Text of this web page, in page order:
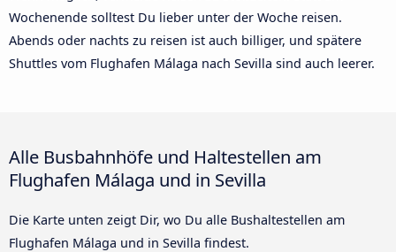
Wochenende solltest Du lieber unter der Woche reisen.
Abends oder nachts zu reisen ist auch billiger, und spätere
Shuttles vom Flughafen Málaga nach Sevilla sind auch leerer.
Alle Busbahnhöfe und Haltestellen am
Flughafen Málaga und in Sevilla
Die Karte unten zeigt Dir, wo Du alle Bushaltestellen am
Flughafen Málaga und in Sevilla findest.